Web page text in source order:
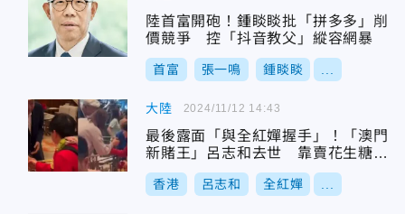
陸首富開砲！鍾睒睒批「拼多多」削
價競爭 控「抖音教父」縱容網暴
首富 張一鳴 鍾睒睒
大陸
最後露面「與全紅嬋握手」！「澳門
新賭王」呂志和去世 靠賣花生糖起
家
香港 呂志和 全紅嬋
2024/11/12 14:43